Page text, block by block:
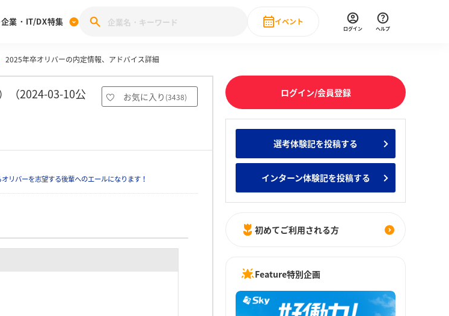
考体験記投稿キャンペーン
企業就職ブランド調査
みんなの新卒就職人気企業ランキング みんなのインターン人気企業ランキ
業・IT/DX特集
28卒 IT・DX現場社員インタビュー
イベント
直近のイベント一覧
ログイン ヘルプ
2025年卒オリバーの内定情報、アドバイス詳細
（2024-03-10公
お気に入り (3438)
リバーを志望する後輩へのエールになります！
ログイン/会員登録
選考体験記を投稿する
インターン体験記を投稿する
初めてご利用される方
Feature特別企画